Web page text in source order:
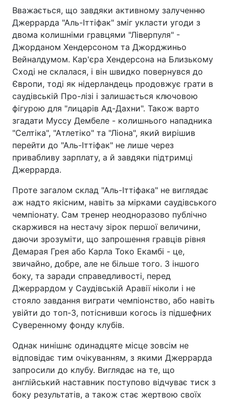
Вважається, що завдяки активному залученню
Джеррарда "Аль-Іттіфак" зміг укласти угоди з
двома колишніми гравцями "Ліверпуля" -
Джорданом Хендерсоном та Джорджиньо
Вейналдумом. Кар'єра Хендерсона на Близькому
Сході не склалася, і він швидко повернувся до
Європи, тоді як нідерландець продовжує грати в
саудівській Про-лізі і залишається ключовою
фігурою для "лицарів Ад-Дахни". Також варто
згадати Муссу Дембеле - колишнього нападника
"Селтіка", "Атлетіко" та "Ліона", який вирішив
перейти до "Аль-Іттіфак" не лише через
привабливу зарплату, а й завдяки підтримці
Джеррарда.
Проте загалом склад "Аль-Іттіфака" не виглядає
аж надто якісним, навіть за мірками саудівського
чемпіонату. Сам тренер неодноразово публічно
скаржився на нестачу зірок першої величини,
даючи зрозуміти, що запрошення гравців рівня
Демарая Грея або Карла Токо Екамбі - це,
звичайно, добре, але не більше того. З іншого
боку, та заради справедливості, перед
Джеррардом у Саудівській Аравії ніколи і не
стояло завдання виграти чемпіонство, або навіть
увійти до топ-3, потіснивши когось із підшефних
Суверенному фонду клубів.
Однак нинішнє одинадцяте місце зовсім не
відповідає тим очікуванням, з якими Джеррарда
запросили до клубу. Виглядає на те, що
англійський наставник поступово відчуває тиск з
боку результатів, а також стає жертвою своїх